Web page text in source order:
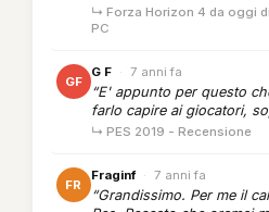
↳ Forza Horizon 4 da oggi
PC
GF
G F · 7 anni fa
“E' appunto per questo
farlo capire ai giocatori,
↳ PES 2019 - Recensione
FR
Fraginf · 7 anni fa
“Grandissimo. Per me il